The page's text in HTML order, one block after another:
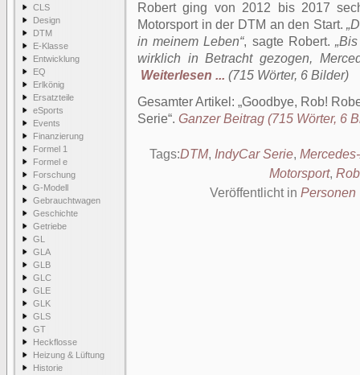
CLS
Design
DTM
E-Klasse
Entwicklung
EQ
Erlkönig
Ersatzteile
eSports
Events
Finanzierung
Formel 1
Formel e
Forschung
G-Modell
Gebrauchtwagen
Geschichte
Getriebe
GL
GLA
GLB
GLC
GLE
GLK
GLS
GT
Heckflosse
Heizung & Lüftung
Historie
Robert ging von 2012 bis 2017
Motorsport in der DTM an den Start.
in meinem Leben“, sagte Robert.
wirklich in Betracht gezogen,
Weiterlesen ... (715 Wörter, 6 Bilder)
Gesamter Artikel: Goodbye, Rob!
Serie . Ganzer Beitrag (715 Wörter, 6
Tags:DTM, IndyCar Serie,
Motorsport,
Veröffentlicht in Personen